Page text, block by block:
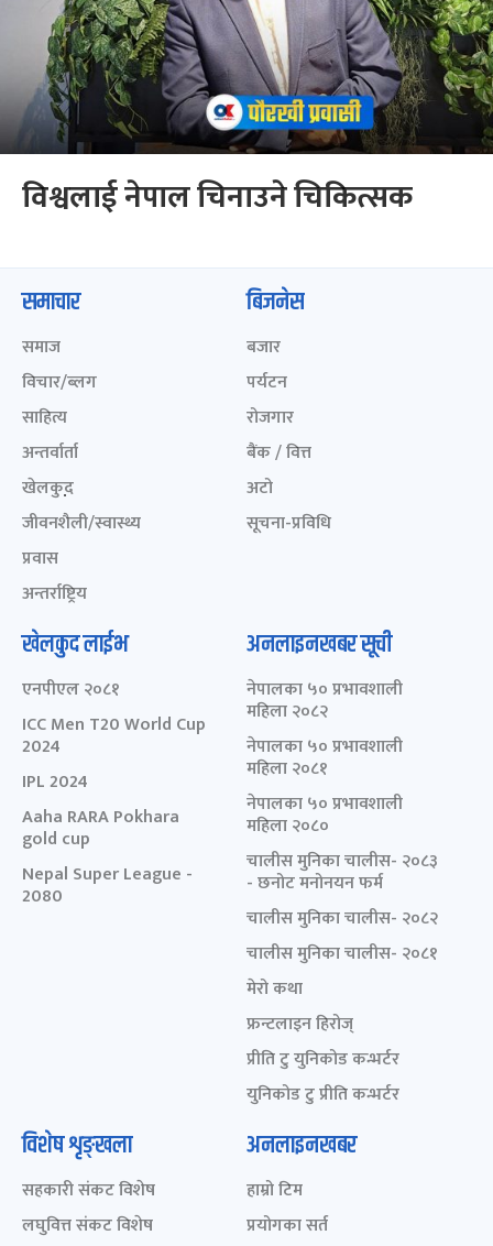
विश्वलाई नेपाल चिनाउने चिकित्सक
समाचार
समाज
विचार/ब्लग
साहित्य
अन्तर्वार्ता
खेलकुद़़
जीवनशैली/स्वास्थ्य
प्रवास
अन्तर्राष्ट्रिय
बिजनेस
बजार
पर्यटन
रोजगार
बैंक / वित्त
अटो
सूचना-प्रविधि
खेलकुद लाईभ
एनपीएल २०८१
ICC Men T20 World Cup
2024
IPL 2024
Aaha RARA Pokhara
gold cup
Nepal Super League -
2080
अनलाइनखबर सूची
नेपालका ५० प्रभावशाली
महिला २०८२
नेपालका ५० प्रभावशाली
महिला २०८१
नेपालका ५० प्रभावशाली
महिला २०८०
चालीस मुनिका चालीस- २०८३
- छनोट मनोनयन फर्म
चालीस मुनिका चालीस- २०८२
चालीस मुनिका चालीस- २०८१
मेरो कथा
फ्रन्टलाइन हिरोज्
प्रीति टु युनिकोड कन्भर्टर
युनिकोड टु प्रीति कन्भर्टर
विशेष शृङ्खला
सहकारी संकट विशेष
लघुवित्त संकट विशेष
अनलाइनखबर
हाम्रो टिम
प्रयोगका सर्त